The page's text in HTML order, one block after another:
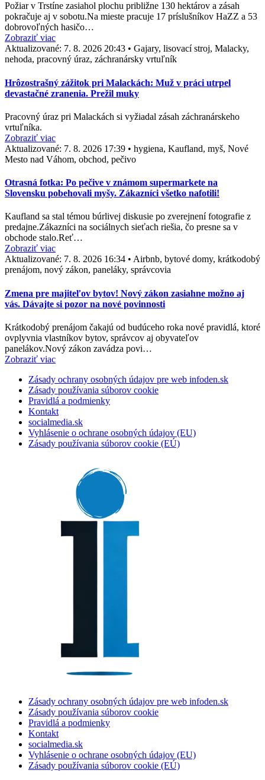
Požiar v Trstíne zasiahol plochu približne 130 hektárov a zásah
pokračuje aj v sobotu.Na mieste pracuje 17 príslušníkov HaZZ a 53
dobrovoľných hasičo…
Zobraziť viac
Aktualizované: 7. 8. 2026 20:43 • Gajary, lisovací stroj, Malacky,
nehoda, pracovný úraz, záchranársky vrtuľník
Hrôzostrašný zážitok pri Malackách: Muž v práci utrpel
devastačné zranenia. Prežil muky
Pracovný úraz pri Malackách si vyžiadal zásah záchranárskeho
vrtuľníka.
Zobraziť viac
Aktualizované: 7. 8. 2026 17:39 • hygiena, Kaufland, myš, Nové
Mesto nad Váhom, obchod, pečivo
Otrasná fotka: Po pečive v známom supermarkete na
Slovensku pobehovali myšy. Zákazníci všetko nafotili!
Kaufland sa stal témou búrlivej diskusie po zverejnení fotografie z
predajne.Zákazníci na sociálnych sieťach riešia, čo presne sa v
obchode stalo.Reť…
Zobraziť viac
Aktualizované: 7. 8. 2026 16:34 • Airbnb, bytové domy, krátkodobý
prenájom, nový zákon, paneláky, správcovia
Zmena pre majiteľov bytov! Nový zákon zasiahne možno aj
vás. Dávajte si pozor na nové povinnosti
Krátkodobý prenájom čakajú od budúceho roka nové pravidlá, ktoré
ovplyvnia vlastníkov bytov, správcov aj obyvateľov
panelákov.Nový zákon zavádza povi…
Zobraziť viac
Zásady ochrany osobných údajov pre web infoden.sk
Zásady používania súborov cookie
Pravidlá a podmienky
Kontakt
socialmedia.sk
Vyhlásenie o ochrane osobných údajov (EU)
Zásady používania súborov cookie (EÚ)
Zásady ochrany osobných údajov pre web infoden.sk
Zásady používania súborov cookie
Pravidlá a podmienky
Kontakt
socialmedia.sk
Vyhlásenie o ochrane osobných údajov (EU)
Zásady používania súborov cookie (EÚ)